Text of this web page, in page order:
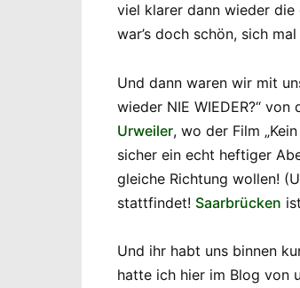
viel klarer dann wieder
war’s doch schön, sich
Und dann waren wir mit
wieder NIE WIEDER?“ von
Urweiler, wo der Film
sicher ein echt heftiger
gleiche Richtung wollen!
stattfindet! Saarbrücken
Und ihr habt uns binnen
hatte ich hier im Blog von